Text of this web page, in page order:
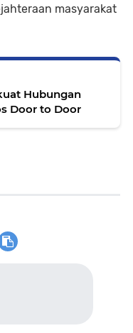
masyarakat
Hubungan
Door to Door